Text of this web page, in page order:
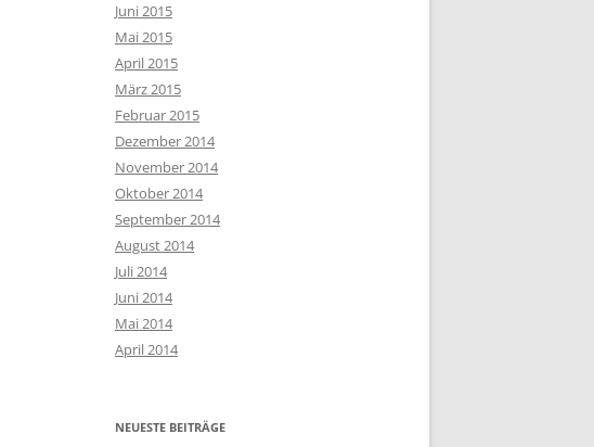
Juni 2015
Mai 2015
April 2015
März 2015
Februar 2015
Dezember 2014
November 2014
Oktober 2014
September 2014
August 2014
Juli 2014
Juni 2014
Mai 2014
April 2014
NEUESTE BEITRÄGE